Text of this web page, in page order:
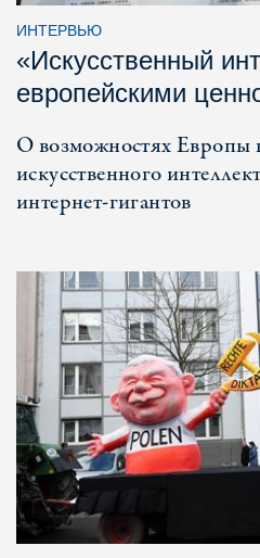
ИНТЕРВЬЮ
«Искусственный
европейскими
О возможностях Европы
искусственного
интернет-гигантов